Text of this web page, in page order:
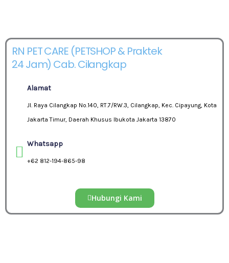
RN PET CARE (PETSHOP & Praktek
24 Jam) Cab. Cilangkap
Alamat
Jl. Raya Cilangkap No.140, RT.7/RW.3, Cilangkap, Kec. Cipayung, Kota
Jakarta Timur, Daerah Khusus Ibukota Jakarta 13870
Whatsapp
+62 812-194-865-98
Hubungi Kami